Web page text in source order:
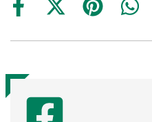
Share
Share
(Twitter)
Share
Share